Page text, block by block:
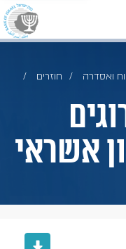
ואסדרה
חוזרים
אשראי